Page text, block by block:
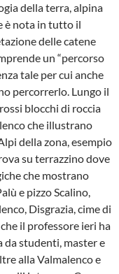
della terra, alpina
è nota in tutto il
delle catene
un “percorso
tale per cui anche
percorrerlo. Lungo il
blocchi di roccia
che illustrano
della zona, esempio
su terrazzino dove
che mostrano
e pizzo Scalino,
Disgrazia, cime di
il professore ieri ha
da studenti, master e
alla Valmalenco e